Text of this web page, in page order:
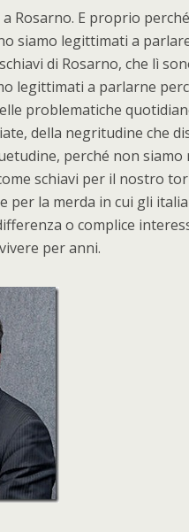
Rosarno. E proprio
siamo legittimati a
di Rosarno, che lì
legittimati a parlarne
problematiche
della negritudine che
perché non siamo
schiavi per il nostro
per la merda in cui gli
o complice
per anni.